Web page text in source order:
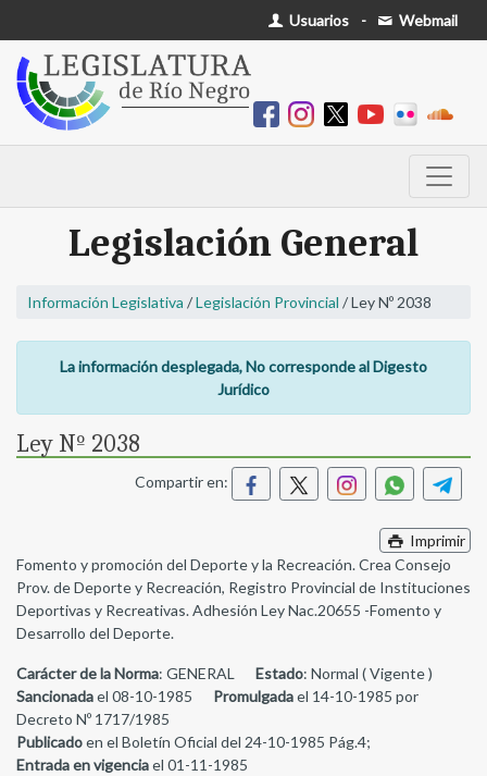
Usuarios - Webmail
Legislación General
Información Legislativa /Legislación Provincial / Ley Nº 2038
La información desplegada, No corresponde al Digesto
Jurídico
Ley Nº 2038
Compartir en:
Imprimir
Fomento y promoción del Deporte y la Recreación. Crea Consejo
Prov. de Deporte y Recreación, Registro Provincial de Instituciones
Deportivas y Recreativas. Adhesión Ley Nac.20655 -Fomento y
Desarrollo del Deporte.
Carácter de la Norma: GENERAL Estado: Normal ( Vigente )
Sancionadael 08-10-1985 Promulgadael 14-10-1985 por
Decreto Nº 1717/1985
Publicadoen el Boletín Oficial del 24-10-1985 Pág.4;
Entrada en vigenciael 01-11-1985